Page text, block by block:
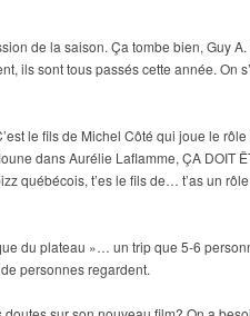
de la saison. Ça tombe bien, Guy A.
ils sont tous passés cette année. On
le fils de Michel Côté qui joue le
dans Aurélie Laflamme, ÇA DOIT
québécois, t’es le fils de… t’as un rôle
du plateau »… un trip que 5-6
personnes regardent.